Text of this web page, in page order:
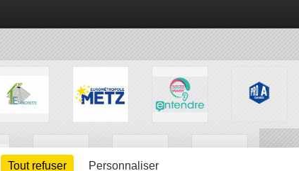
Tout refuser Personnaliser